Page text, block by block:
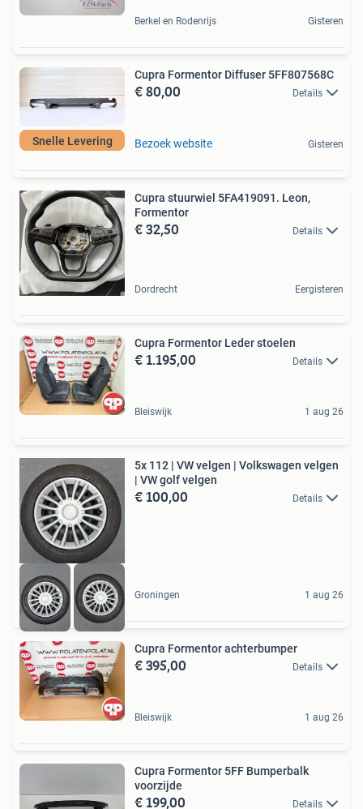
Berkel en Rodenrijs Gisteren
Snelle Levering
Cupra Formentor Diffuser 5FF807568C
€ 80,00 Details
Bezoek website Gisteren
Cupra stuurwiel 5FA419091. Leon,
Formentor
€ 32,50 Details
Dordrecht Eergisteren
Cupra Formentor Leder stoelen
€ 1.195,00 Details
Bleiswijk 1 aug 26
5x 112 | VW velgen | Volkswagen velgen
| VW golf velgen
€ 100,00 Details
Groningen 1 aug 26
Cupra Formentor achterbumper
€ 395,00 Details
Bleiswijk 1 aug 26
Cupra Formentor 5FF Bumperbalk
voorzijde
€ 199,00 Details